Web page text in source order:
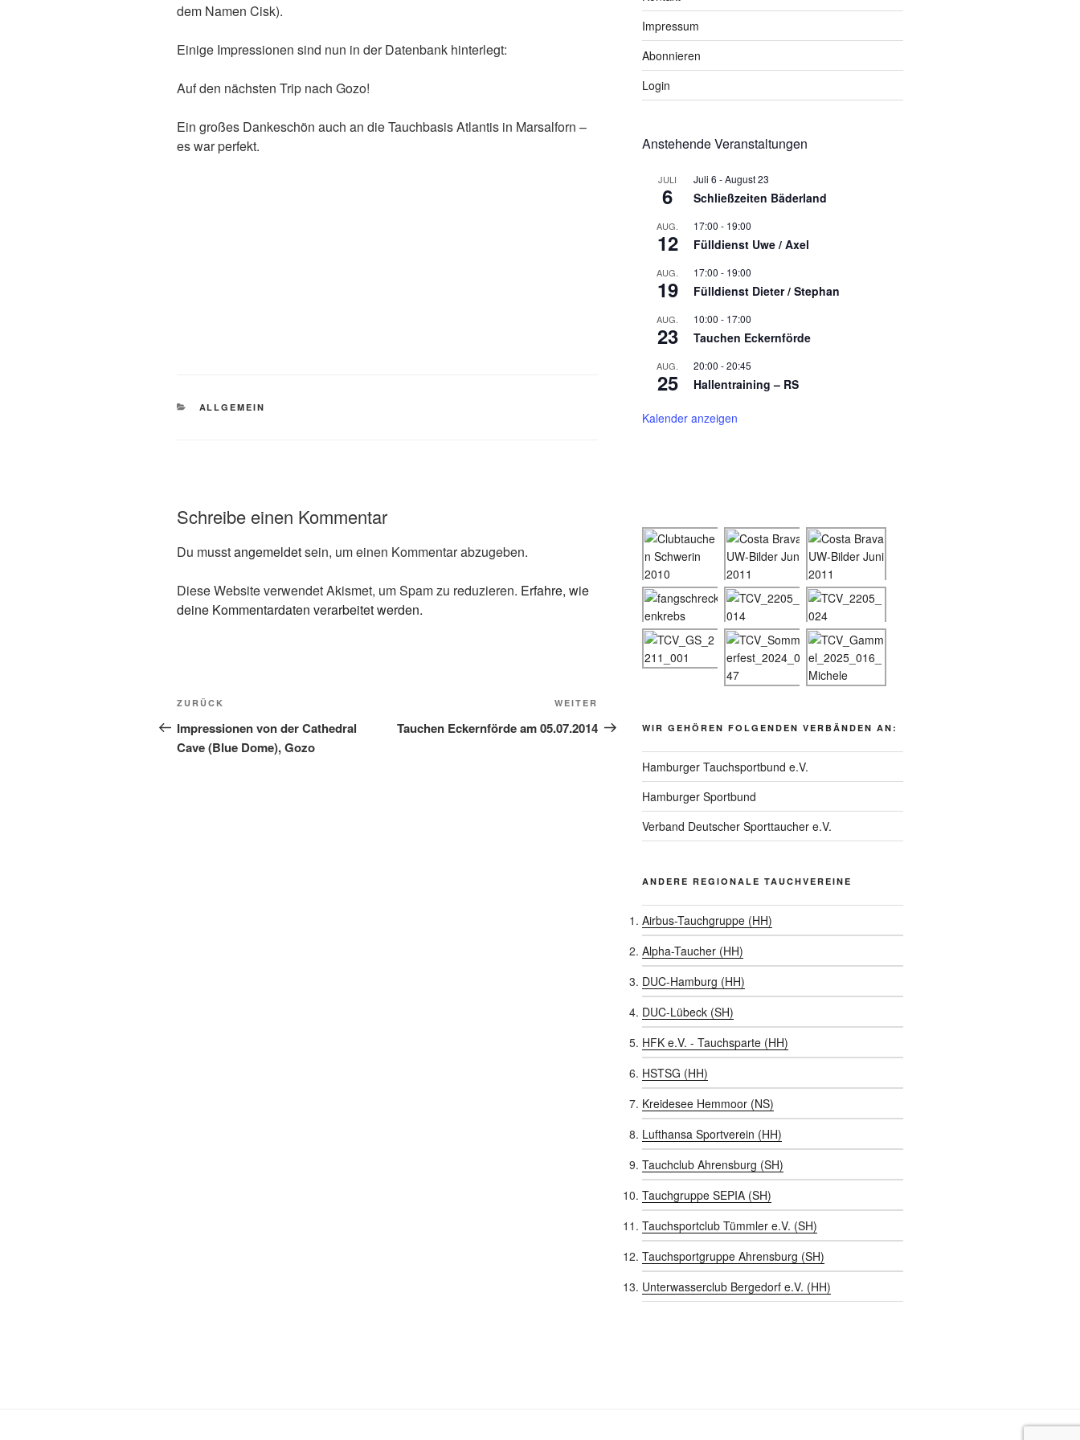
dem Namen Cisk).
Einige Impressionen sind nun in der Datenbank hinterlegt:
Auf den nächsten Trip nach Gozo!
Ein großes Dankeschön auch an die Tauchbasis Atlantis in Marsalforn –
es war perfekt.
KATEGORIEN
ALLGEMEIN
Schreibe einen Kommentar
Du musstangemeldetsein, um einen Kommentar abzugeben.
Diese Website verwendet Akismet, um Spam zu reduzieren. Erfahre, wie
deine Kommentardaten verarbeitet werden.
Beitragsnavigation
Vorheriger
Beitrag
ZURÜCK
Impressionen von der Cathedral
Cave (Blue Dome), Gozo
Beitrag
WEITER
Tauchen Eckernförde am 05.07.2014
Impressum
Abonnieren
Login
Anstehende Veranstaltungen
JULI
6
Juli 6 -August 23
Schließzeiten Bäderland
AUG.
12
17:00 - 19:00
Fülldienst Uwe / Axel
AUG.
19
17:00 - 19:00
Fülldienst Dieter / Stephan
AUG.
23
10:00 - 17:00
Tauchen Eckernförde
AUG.
25
20:00 -20:45
Hallentraining – RS
Kalender anzeigen
WIR GEHÖREN FOLGENDEN VERBÄNDEN AN:
Hamburger Tauchsportbund e.V.
Hamburger Sportbund
Verband Deutscher Sporttaucher e.V.
ANDERE REGIONALE TAUCHVEREINE
Airbus-Tauchgruppe (HH)
Alpha-Taucher (HH)
DUC-Hamburg (HH)
DUC-Lübeck (SH)
HFK e.V. - Tauchsparte (HH)
HSTSG (HH)
Kreidesee Hemmoor (NS)
Lufthansa Sportverein (HH)
Tauchclub Ahrensburg (SH)
Tauchgruppe SEPIA (SH)
Tauchsportclub Tümmler e.V. (SH)
Tauchsportgruppe Ahrensburg (SH)
Unterwasserclub Bergedorf e.V. (HH)